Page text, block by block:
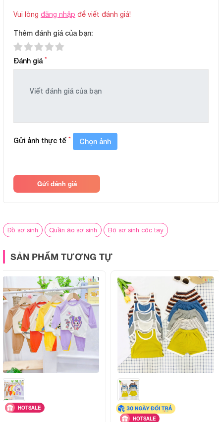
Đặc điểm sản phẩm
Thun tăm co giãn nhẹ
bị gò bó.
Không xù lông – Không phai màu
Bền đẹp sau nhiều lần giặt, dùng được lâu dài.
Áo ba lỗ cổ tròn bo viền trắng, dáng suông rộng rãi, không
gây cọ sát, giúp bé dễ dàng cử động.
Quần lưng thun bản vừa, co giãn tốt, không siết bụng, mặc
vào - cởi ra dễ dàng.
Form dáng chuẩn cho bé từ 6 tháng đến 3 tuổi, phù hợp với
nhiều dáng người khác nhau.
Thông số sản phẩm
BẢNG THÔNG SỐ CHI TIẾT
Vui lòng đăng nhập để viết đánh giá!
Thêm đánh giá của bạn:
Đánh giá *
Gửi ảnh thực tế * Chọn ảnh
Gửi đánh giá
Đồ sơ sinh Quần áo sơ sinh Bộ sơ sinh cộc tay
SẢN PHẨM TƯƠNG TỰ
HOTSALE
HOTSALE